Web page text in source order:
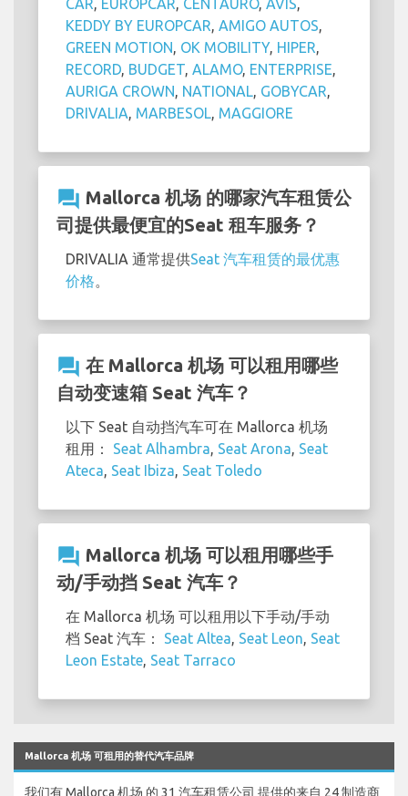
CAR, EUROPCAR, CENTAURO, AVIS,
KEDDY BY EUROPCAR, AMIGO AUTOS,
GREEN MOTION, OK MOBILITY, HIPER,
RECORD, BUDGET, ALAMO, ENTERPRISE,
AURIGA CROWN, NATIONAL, GOBYCAR,
DRIVALIA, MARBESOL, MAGGIORE
question_answer Mallorca 机场 的哪家汽车租赁公
司提供最便宜的Seat 租车服务？
DRIVALIA 通常提供Seat 汽车租赁的最优惠
价格。
question_answer 在 Mallorca 机场 可以租用哪些
自动变速箱 Seat 汽车？
以下 Seat 自动挡汽车可在 Mallorca 机场
租用： Seat Alhambra, Seat Arona, Seat
Ateca, Seat Ibiza, Seat Toledo
question_answer Mallorca 机场 可以租用哪些手
动/手动挡 Seat 汽车？
在 Mallorca 机场 可以租用以下手动/手动
档 Seat 汽车： Seat Altea, Seat Leon, Seat
Leon Estate, Seat Tarraco
Mallorca 机场 可租用的替代汽车品牌
我们有 Mallorca 机场 的 31 汽车租赁公司 提供的来自 24 制造商